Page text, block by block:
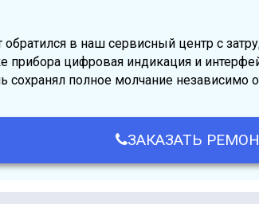
обратился в наш сервисный центр с
прибора цифровая индикация и
сохранял полное молчание независимо
ЗАКАЗАТЬ